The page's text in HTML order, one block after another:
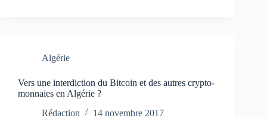
Algérie
Vers une interdiction du Bitcoin et des autres crypto-
monnaies en Algérie ?
Rédaction
14 novembre 2017